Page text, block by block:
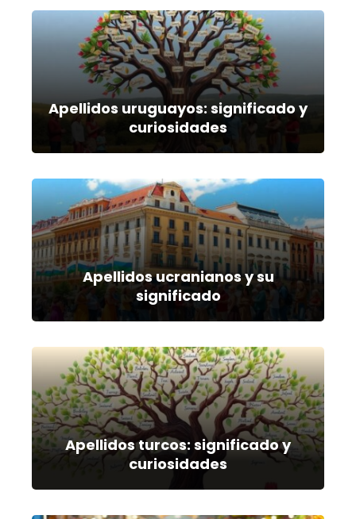
Apellidos uruguayos: significado y
curiosidades
Apellidos ucranianos y su
significado
Apellidos turcos: significado y
curiosidades